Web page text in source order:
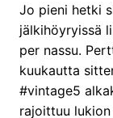
Jo pieni hetki
jälkihöyryissä
per nassu.
kuukautta
#vintage5
rajoittuu